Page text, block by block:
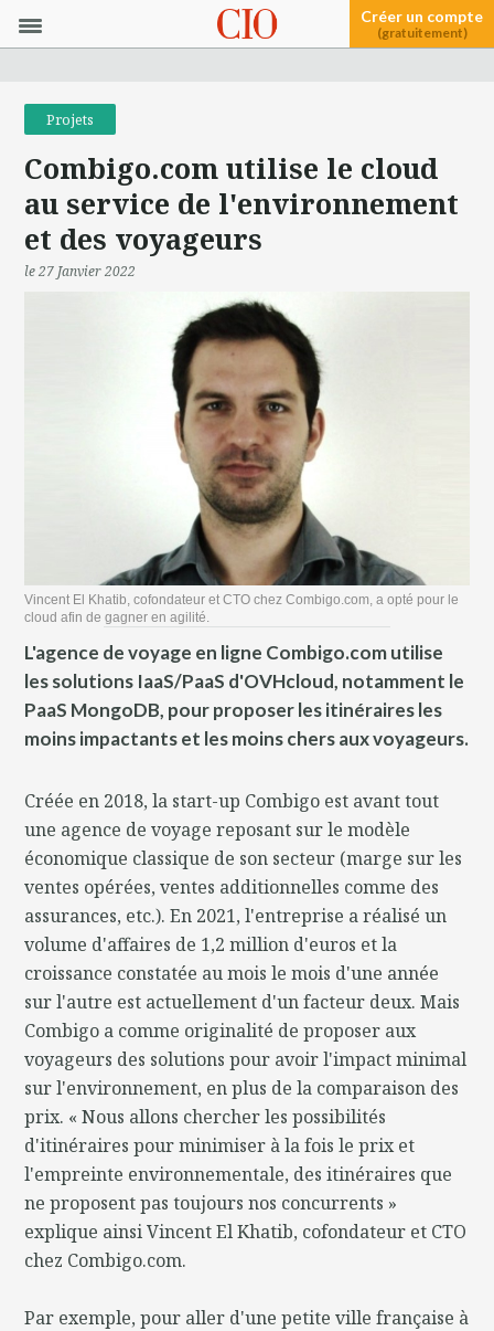
Créer un compte
(gratuitement)
Projets
Combigo.com utilise le cloud
au service de l'environnement
et des voyageurs
le 27 Janvier 2022
Vincent El Khatib, cofondateur et CTO chez Combigo.com, a opté pour le
cloud afin de gagner en agilité.
L'agence de voyage en ligne Combigo.com utilise
les solutions IaaS/PaaS d'OVHcloud, notamment le
PaaS MongoDB, pour proposer les itinéraires les
moins impactants et les moins chers aux voyageurs.
Créée en 2018, la start-up Combigo est avant tout
une agence de voyage reposant sur le modèle
économique classique de son secteur (marge sur les
ventes opérées, ventes additionnelles comme des
assurances, etc.). En 2021, l'entreprise a réalisé un
volume d'affaires de 1,2 million d'euros et la
croissance constatée au mois le mois d'une année
sur l'autre est actuellement d'un facteur deux. Mais
Combigo a comme originalité de proposer aux
voyageurs des solutions pour avoir l'impact minimal
sur l'environnement, en plus de la comparaison des
prix. « Nous allons chercher les possibilités
d'itinéraires pour minimiser à la fois le prix et
l'empreinte environnementale, des itinéraires que
ne proposent pas toujours nos concurrents »
explique ainsi Vincent El Khatib, cofondateur et CTO
chez Combigo.com.
Par exemple, pour aller d'une petite ville française à